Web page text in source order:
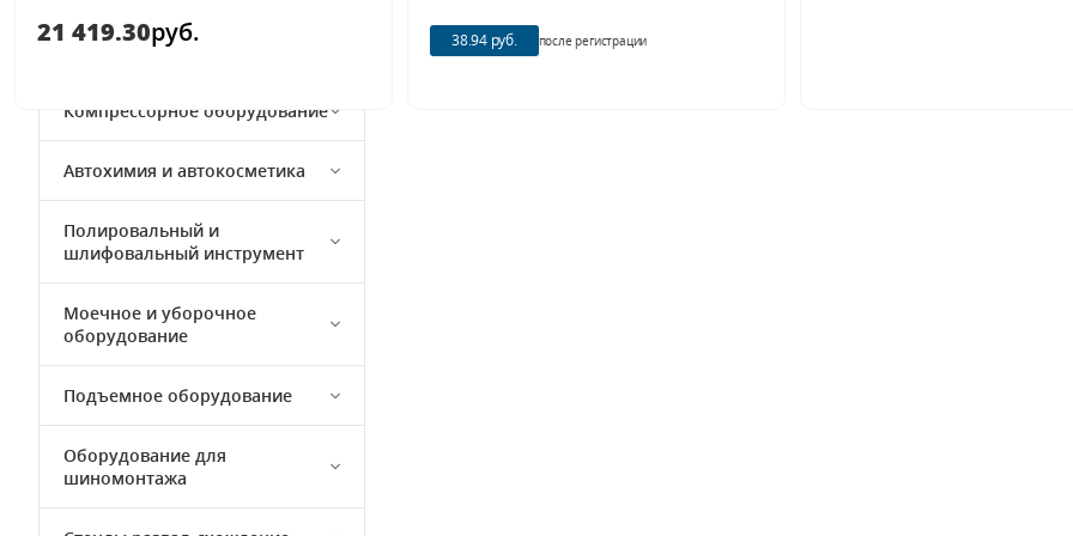
Кузовной ремонт
Компрессорное оборудование
Автохимия и автокосметика
Полировальный и
шлифовальный инструмент
Моечное и уборочное
оборудование
Подъемное оборудование
Оборудование для
шиномонтажа
21 419.30руб. 38.94 руб. после регистрации